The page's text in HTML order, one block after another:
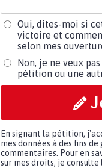
Oui, dites-moi si
victoire et
selon mes
Non, je ne veux
pétition ou une
En signant la pétition,
mes données à des fins
commentaires. Pour en
sur mes droits, je consulte